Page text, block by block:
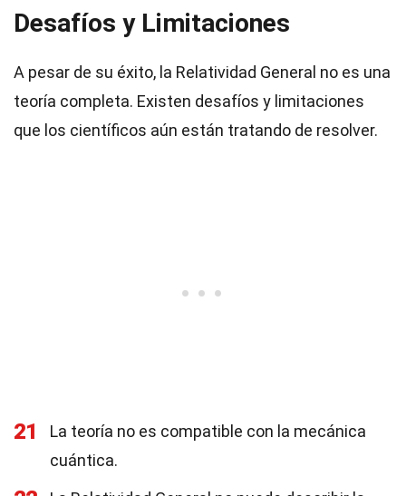
Desafíos y Limitaciones
A pesar de su éxito, la Relatividad General no es una
teoría completa. Existen desafíos y limitaciones
que los científicos aún están tratando de resolver.
21
La teoría no es compatible con la mecánica
cuántica.